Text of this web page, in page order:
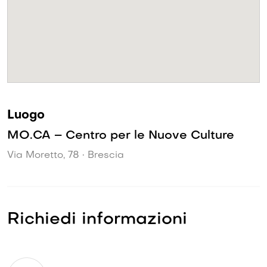
Luogo
MO.CA – Centro per le Nuove Culture
Via Moretto, 78 • Brescia
Richiedi informazioni